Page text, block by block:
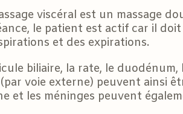
viscéral est un massage
le patient est actif car il
et des expirations.
biliaire, la rate, le
voie externe) peuvent ainsi
et les méninges peuvent